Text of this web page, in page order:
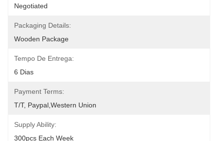
Negotiated
Packaging Details:
Wooden Package
Tempo De Entrega:
6 Dias
Payment Terms:
T/T, Paypal,Western Union
Supply Ability:
300pcs Each Week